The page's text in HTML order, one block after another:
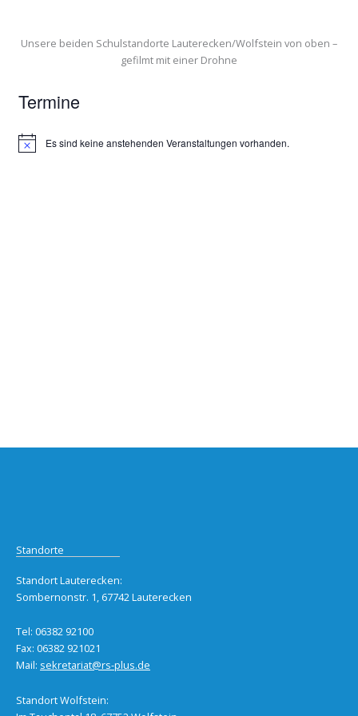
Unsere beiden Schulstandorte Lauterecken/Wolfstein von oben –
gefilmt mit einer Drohne
Termine
H
Es sind keine anstehenden Veranstaltungen vorhanden.
Standorte
Standort Lauterecken:
Sombernonstr. 1, 67742 Lauterecken
Tel: 06382 92100
Fax: 06382 921021
Mail: sekretariat@rs-plus.de
Standort Wolfstein: